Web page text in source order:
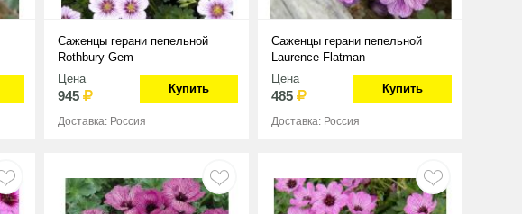
Саженцы герани пепельной
Rothbury Gem
Цена
945 Купить
Доставка: Россия
Саженцы герани пепельной
Laurence Flatman
Цена
485 Купить
Доставка: Россия